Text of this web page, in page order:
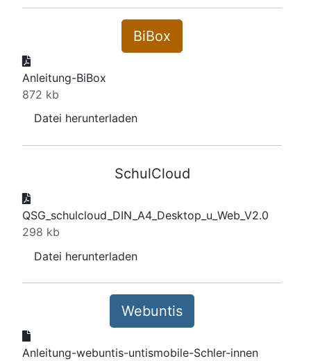
BiBox
Anleitung-BiBox
872 kb
Datei herunterladen
SchulCloud
QSG_schulcloud_DIN_A4_Desktop_u_Web_V2.0
298 kb
Datei herunterladen
Webuntis
Anleitung-webuntis-untismobile-Schler-innen